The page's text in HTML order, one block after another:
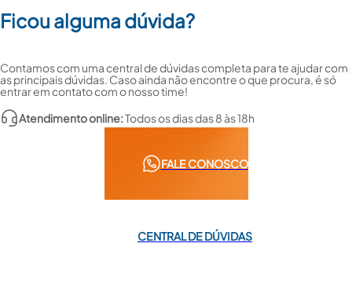
Ficou alguma dúvida?
Contamos com uma central de dúvidas completa para te ajudar com
as principais dúvidas. Caso ainda não encontre o que procura, é só
entrar em contato com o nosso time!
Atendimento online:Todos os dias das 8 às 18h
FALE CONOSCO
CENTRAL DE DÚVIDAS